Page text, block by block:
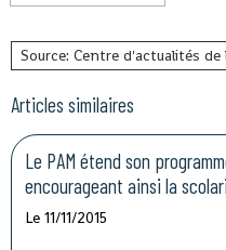
Source: Centre d'actualités de
Articles similaires
Le PAM étend son
encourageant ainsi la
Le 11/11/2015